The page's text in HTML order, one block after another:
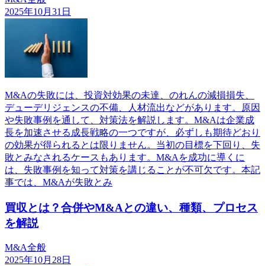
2025年10月31日
M&Aの失敗には、投資対効果の未達、のれんの減損損失、
デューデリジェンスの不備、人材流出などがあります。原因
や失敗事例を通して、対策法を解説します。M&Aは企業成
長を加速させる成長戦略の一つですが、必ずしも期待どおり
の効果が得られるとは限りません。当初の目標を下回り、失
敗とみなされるケースもあります。M&Aを成功に導くに
は、失敗事例を知って対策を講じることが不可欠です。本記
事では、M&Aが失敗とみ
買収とは？合併やM&Aとの違い、種類、プロセス
を解説
M&A全般
2025年10月28日